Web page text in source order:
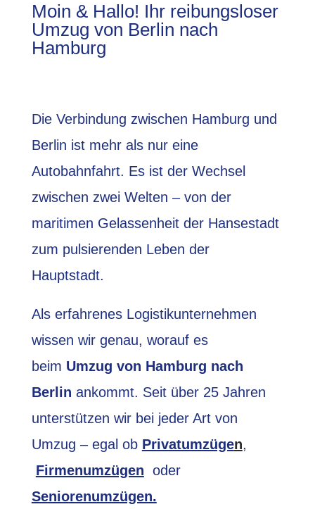
Moin & Hallo! Ihr reibungsloser
Umzug von Berlin nach
Hamburg
Die Verbindung zwischen Hamburg und
Berlin ist mehr als nur eine
Autobahnfahrt. Es ist der Wechsel
zwischen zwei Welten – von der
maritimen Gelassenheit der Hansestadt
zum pulsierenden Leben der
Hauptstadt.
Als erfahrenes Logistikunternehmen
wissen wir genau, worauf es
beim Umzug von Hamburg nach
Berlin ankommt. Seit über 25 Jahren
unterstützen wir bei jeder Art von
Umzug – egal ob Privatumzügen,
Firmenumzügen oder
Seniorenumzügen.